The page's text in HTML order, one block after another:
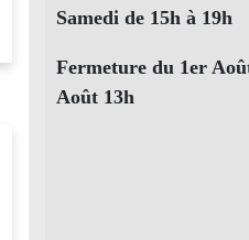
Samedi de 15h à 19h
Fermeture du 1er
Août 13h